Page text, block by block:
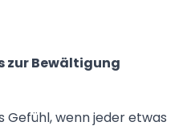
zur Bewältigung
Gefühl, wenn jeder etwas